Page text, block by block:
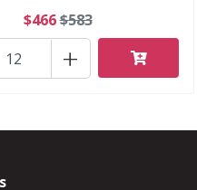
$466$583
+